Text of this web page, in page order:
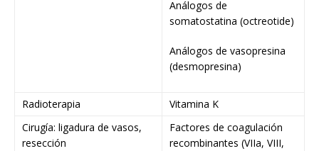
Análogos de
somatostatina (octreotide)
Análogos de vasopresina
(desmopresina)
Radioterapia
Vitamina K
Cirugía: ligadura de vasos,
resección
Factores de coagulación
recombinantes (VIIa, VIII,